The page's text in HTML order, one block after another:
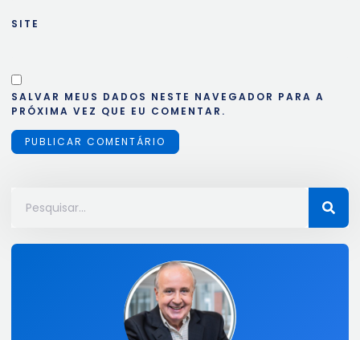
SITE
SALVAR MEUS DADOS NESTE NAVEGADOR PARA A
PRÓXIMA VEZ QUE EU COMENTAR.